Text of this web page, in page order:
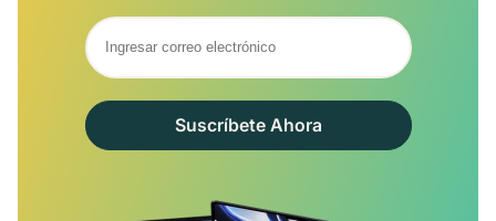
Suscríbete Ahora